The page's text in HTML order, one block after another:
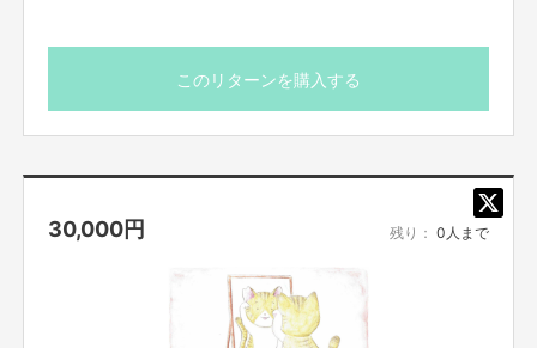
このリターンを購入する
30,000円 残り： 0人まで